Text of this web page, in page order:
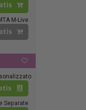
M-Live
Separate